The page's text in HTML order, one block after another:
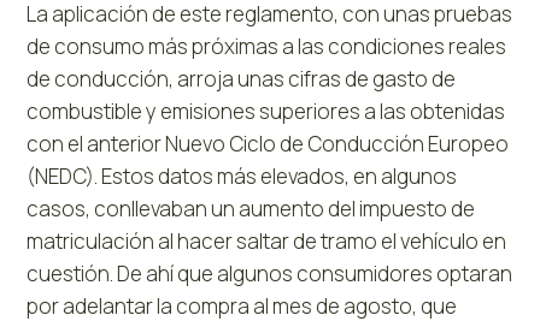
La aplicación de este reglamento, con unas pruebas
de consumo más próximas a las condiciones reales
de conducción, arroja unas cifras de gasto de
combustible y emisiones superiores a las obtenidas
con el anterior Nuevo Ciclo de Conducción Europeo
(NEDC). Estos datos más elevados, en algunos
casos, conllevaban un aumento del impuesto de
matriculación al hacer saltar de tramo el vehículo en
cuestión. De ahí que algunos consumidores optaran
por adelantar la compra al mes de agosto, que